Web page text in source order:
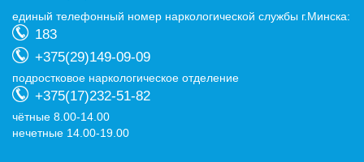
eдиный телефонный номер наркологической службы г.Минска:
183
+375(29)149-09-09
подростковое наркологическое отделение
+375(17)232-51-82
чётные 8.00-14.00
нечетные 14.00-19.00